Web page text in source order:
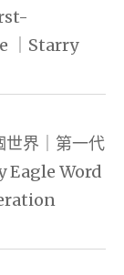
｜Starry
世界｜第一代
Eagle Word